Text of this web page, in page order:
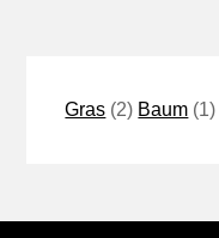
Gras (2) Baum (1)